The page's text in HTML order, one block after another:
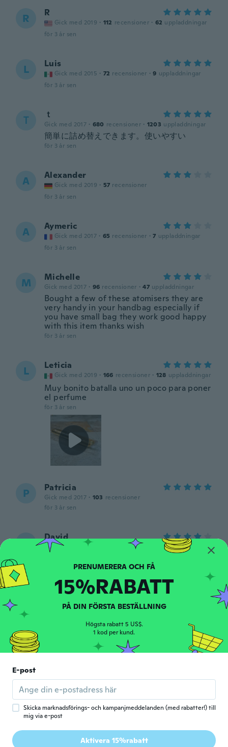
R R
Gick med 2019 · 112 recensioner · 62 uppladdningar
för 3 år sen
L Luis
Gick med 2015 · 72 recensioner · 9 uppladdningar
för 3 år sen
Ｔ ｔ
Gick med 2017 · 680 recensioner · 1203 uppladdningar
簡単に詰め替えできます。使いやすい
för 3 år sen
A Alexander
Gick med 2019 · 57 recensioner
för 3 år sen
A Aymeric
Gick med 2017 · 65 recensioner · 7 uppladdningar
för 3 år sen
M Michelle
Gick med 2017 · 96 recensioner · 47 uppladdningar
Bought a few of these atomisers they are
very handy in your handbag especially if
you have small bag they work good happy
with this item thanks wish
för 3 år sen
L Leticia
Gick med 2019 · 166 recensioner · 128 uppladdningar
Muy bonito batalla uno un poco para poner
el perfume
för 3 år sen
P Patricia
Gick med 2017 · 103 recensioner
för 3 år sen
D David
Gick med 2017 recensioner
Ha llegado antes de tiempo es chulo es
pequeño ideal para llevar en el bolso
för 3 år sen
I Irma
Tai, ko ir tikėjausi
för 3 år sen
G Gabi
Gick med 2016 · 244 recensioner · 51 uppladdningar
Tolles Produkt. Danke.
PRENUMERERA OCH FÅ
15%RABATT
PÅ DIN FÖRSTA BESTÄLLNING
Högsta rabatt 5 US$.
1 kod per kund.
E-post
Skicka marknadsförings- och kampanjmeddelanden (med rabatter!) till
mig via e-post
Aktivera 15%rabatt